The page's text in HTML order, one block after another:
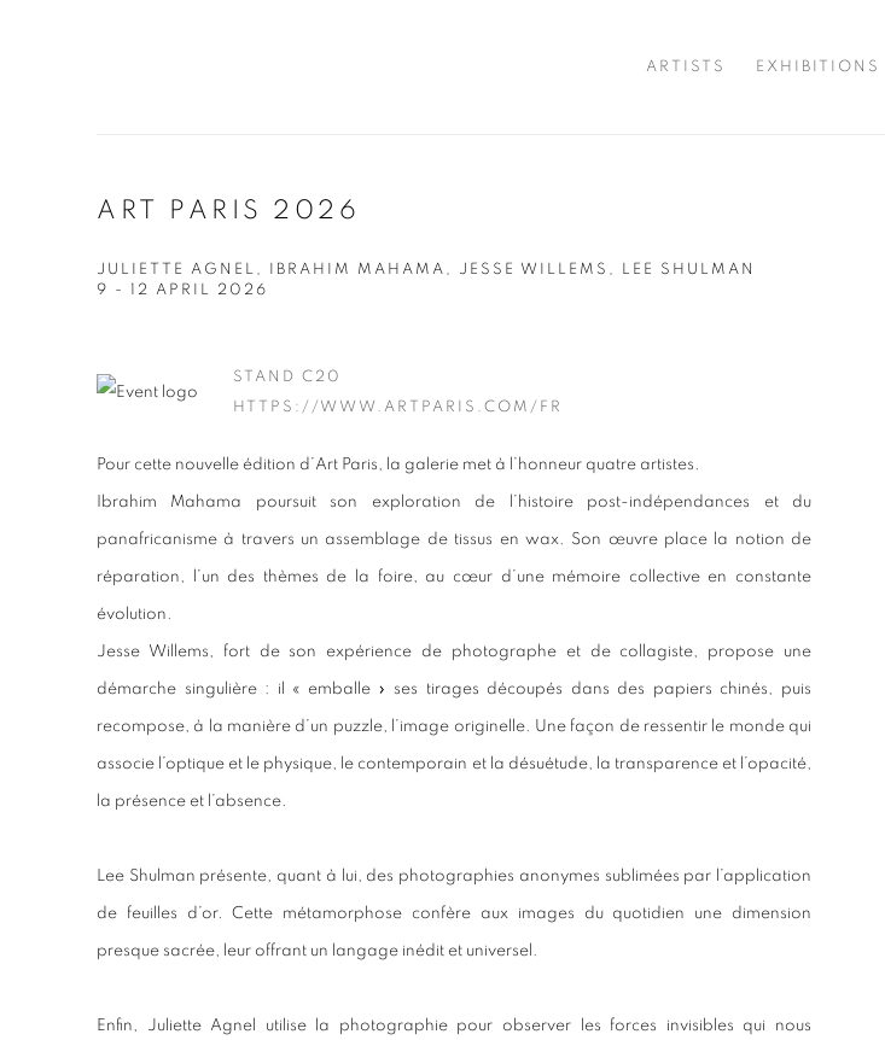
ARTISTS EXHIBITIONS
ART PARIS 2026
JULIETTE AGNEL, IBRAHIM MAHAMA, JESSE WILLEMS, LEE SHULMAN
9 - 12 APRIL 2026
STAND C20
HTTPS://WWW.ARTPARIS.COM/FR
Pour cette nouvelle édition d’Art Paris, la galerie met à l’honneur quatre artistes.
Ibrahim Mahama poursuit son exploration de l’histoire post-indépendances et du
panafricanisme à travers un assemblage de tissus en wax. Son œuvre place la notion de
réparation, l’un des thèmes de la foire, au cœur d’une mémoire collective en constante
évolution.
Jesse Willems, fort de son expérience de photographe et de collagiste, propose une
démarche singulière : il « emballe » ses tirages découpés dans des papiers chinés, puis
recompose, à la manière d’un puzzle, l’image originelle. Une façon de ressentir le monde qui
associe l’optique et le physique, le contemporain et la désuétude, la transparence et l’opacité,
la présence et l’absence.
Lee Shulman présente, quant à lui, des photographies anonymes sublimées par l’application
de feuilles d’or. Cette métamorphose confère aux images du quotidien une dimension
presque sacrée, leur offrant un langage inédit et universel.
Enfin, Juliette Agnel utilise la photographie pour observer les forces invisibles qui nous